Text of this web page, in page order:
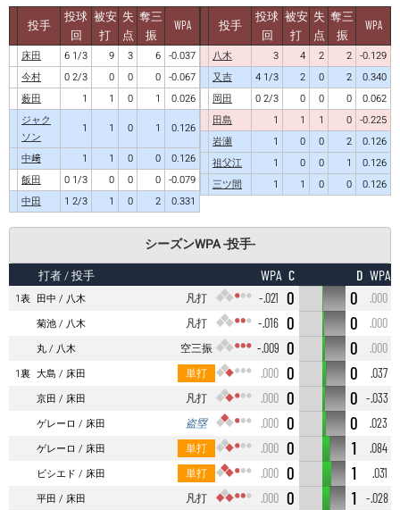
投手
投球
回
被安
打
失
点
奪三
振
WPA
床田 6 1/3 9 3 6 -0.037
今村
0 2/3 0 0 0 -0.067
薮田
1 1 0 1
0.026
ジャク
ソン
1 1 0 1
0.126
中﨑
1 1 0 0
0.126
飯田
0 1/3 0 0 0 -0.079
中田
1 2/3 1 0 2 0.331
投手
投球
回
被安
打
失
点
奪三
振
WPA
八木 3 4 2 2 -0.129
又吉
4 1/3 2 0 2
0.340
岡田
0 2/3 0 0 0
0.062
田島
1 1 1 0 -0.225
岩瀬
1 0 0 2
0.126
祖父江
1 0 0 1
0.126
三ツ間
1 1 0 0 0.126
シーズンWPA -投手-
打者/ 投手 WPA C D WPA
1表 田中 八木 凡打 -.021 0 0
.000
菊池
八木 凡打 -.016 0 0
.000
丸
八木 空三振 -.009 0 0
.000
1裏 大島 床田 単打 .000 0 0
.037
京田
床田 凡打 .000 0 0 -.033
ゲレーロ
床田 盗塁 .000 0 0
.023
ゲレーロ
床田 単打 .000 0 1
.084
ビシエド
床田 単打 .000 0 1
.031
平田
床田 凡打 .000 0 1
-.028